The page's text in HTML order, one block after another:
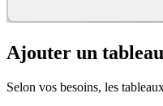
Ajouter un tableau
Selon vos besoins, les